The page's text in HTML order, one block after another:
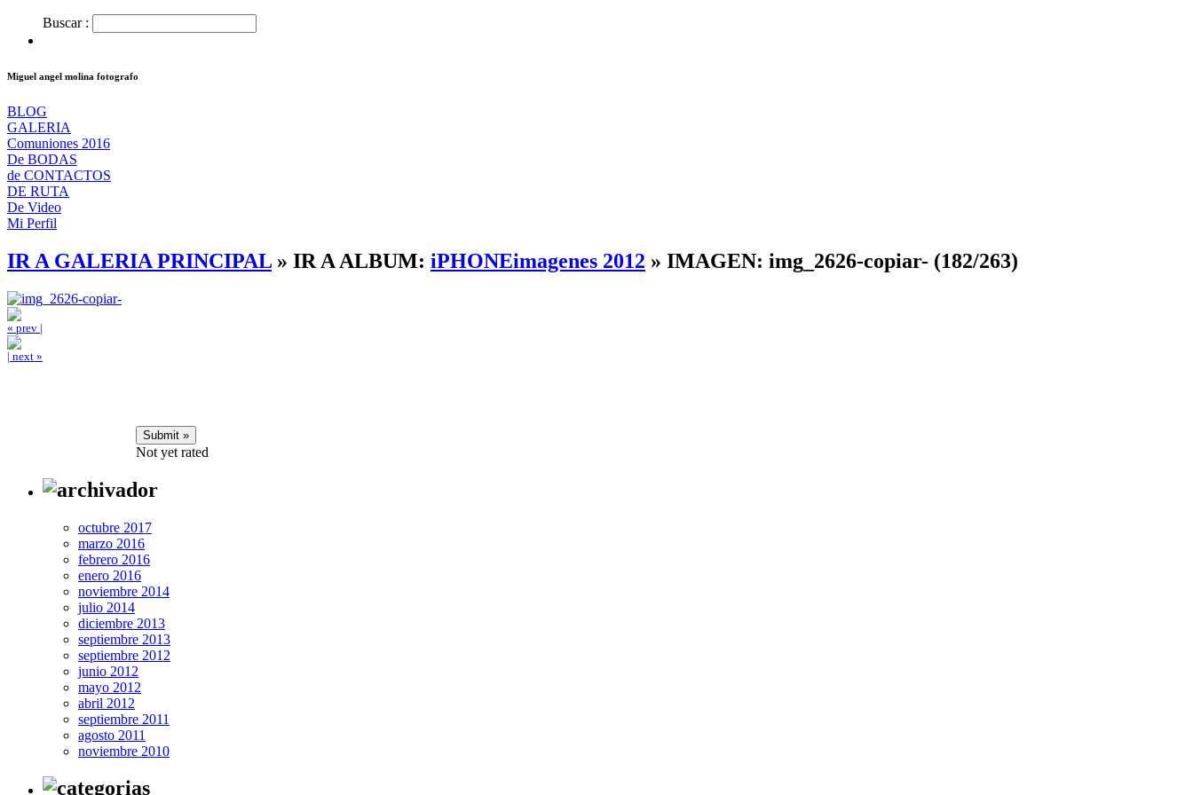
Buscar :
Miguel angel molina fotografo
BLOG
GALERIA
Comuniones 2016
De BODAS
de CONTACTOS
DE RUTA
De Video
Mi Perfil
IR A GALERIA PRINCIPAL » IR A ALBUM: iPHONEimagenes 2012 » IMAGEN: img_2626-copiar- (182/263)
« prev |
| next »
Not yet rated
octubre 2017
marzo 2016
febrero 2016
enero 2016
noviembre 2014
julio 2014
diciembre 2013
septiembre 2013
septiembre 2012
junio 2012
mayo 2012
abril 2012
septiembre 2011
agosto 2011
noviembre 2010